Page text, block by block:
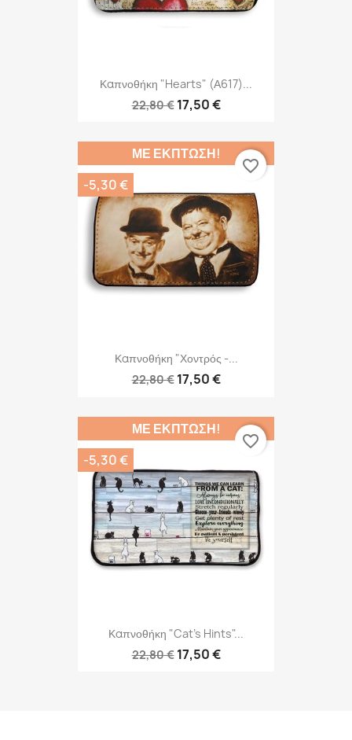
Καπνοθήκη "Hearts" (Α617)...
22,80 € 17,50 €
Καπνοθήκη "Χοντρός -...
22,80 € 17,50 €
ΜΕ ΈΚΠΤΩΣΗ!
-5,30 €
favorite_border
Καπνοθήκη "Cat's Hints"...
22,80 € 17,50 €
ΜΕ ΈΚΠΤΩΣΗ!
-5,30 €
favorite_border